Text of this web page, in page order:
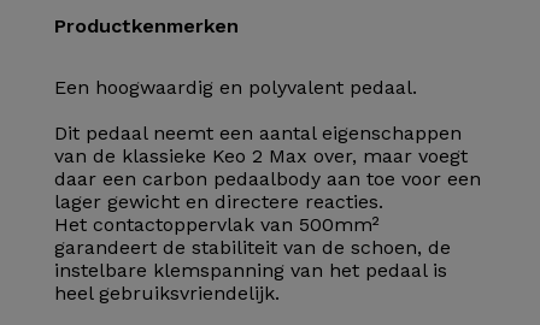
Productkenmerken
Een hoogwaardig en polyvalent pedaal.
Dit pedaal neemt een aantal eigenschappen
van de klassieke Keo 2 Max over, maar voegt
daar een carbon pedaalbody aan toe voor een
lager gewicht en directere reacties.
Het contactoppervlak van 500mm²
garandeert de stabiliteit van de schoen, de
instelbare klemspanning van het pedaal is
heel gebruiksvriendelijk.